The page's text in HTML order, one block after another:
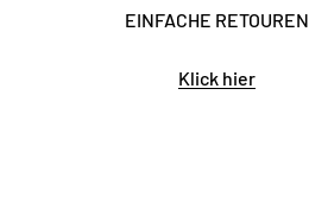
EINFACHE RETOUREN
Klick hier